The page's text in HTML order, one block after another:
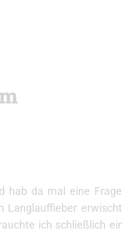
hab da mal eine
Langlauffieber
ich schließlich